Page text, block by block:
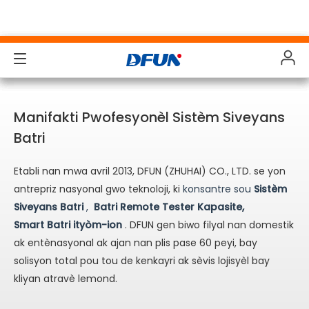
Solisyon
Sipò
Telechajman
Etid ka
Sou nou
Solisyon
Sipò
Telechajman
Etid ka
Sou nou
Solisyon
Sipò
Telechajman
Etid ka
Sou nou
Solisyon
Sipò
Telechajman
Etid ka
Sou nou
Manifakti Pwofesyonèl Sistèm Siveyans
Batri​​​​​
Etabli nan mwa avril 2013, DFUN (ZHUHAI) CO., LTD. se yon
antrepriz nasyonal gwo teknoloji, ki konsantre sou Sistèm
Siveyans Batri, Batri Remote Tester Kapasite,
Smart Batri ityòm-ion . DFUN gen biwo filyal nan domestik
ak entènasyonal ak ajan nan plis pase 60 peyi, bay
solisyon total pou tou de kenkayri ak sèvis lojisyèl bay
kliyan atravè lemond.​​​​​​​